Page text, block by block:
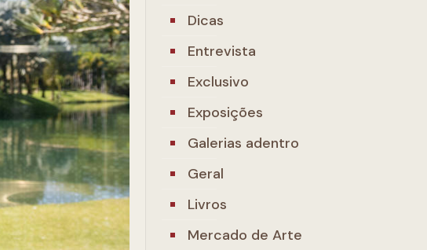
Dicas
Entrevista
Exclusivo
Exposições
Galerias adentro
Geral
Livros
Mercado de Arte